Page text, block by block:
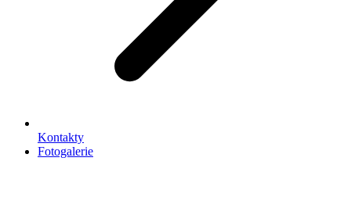
Kontakty
Fotogalerie